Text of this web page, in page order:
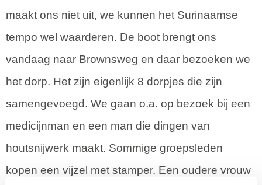
maakt ons niet uit, we kunnen het Surinaamse
tempo wel waarderen. De boot brengt ons
vandaag naar Brownsweg en daar bezoeken we
het dorp. Het zijn eigenlijk 8 dorpjes die zijn
samengevoegd. We gaan o.a. op bezoek bij een
medicijnman en een man die dingen van
houtsnijwerk maakt. Sommige groepsleden
kopen een vijzel met stamper. Een oudere vrouw